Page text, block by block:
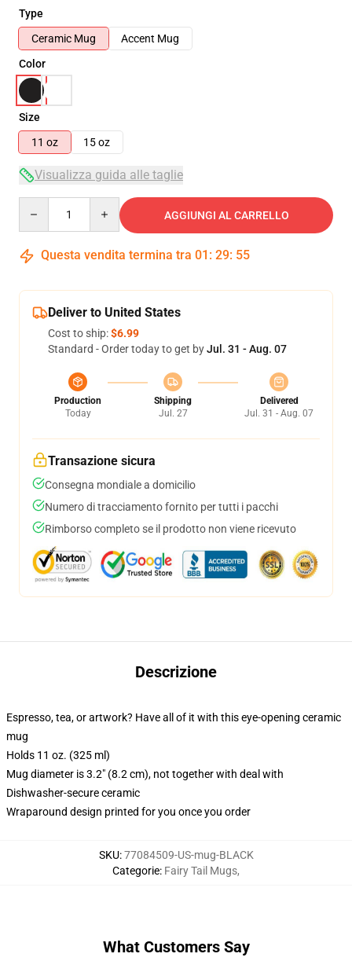
Type
Ceramic Mug
Accent Mug
Color
Size
11 oz
15 oz
Visualizza guida alle taglie
AGGIUNGI AL CARRELLO
Questa vendita termina tra 01 : 29: 55
Deliver to United States
Cost to ship:$6.99
Standard - Order today to get byJul. 31 - Aug. 07
Production
Today
Shipping
Jul. 27
Delivered
Jul. 31 - Aug. 07
Transazione sicura
Consegna mondiale a domicilio
Numero di tracciamento fornito per tutti i pacchi
Rimborso completo se il prodotto non viene ricevuto
Descrizione
Espresso, tea, or artwork? Have all of it with this eye-opening ceramic
mug
Holds 11 oz. (325 ml)
Mug diameter is 3.2" (8.2 cm), not together with deal with
Dishwasher-secure ceramic
Wraparound design printed for you once you order
SKU:77084509-US-mug-BLACK
Categorie: Fairy Tail Mugs,
What Customers Say